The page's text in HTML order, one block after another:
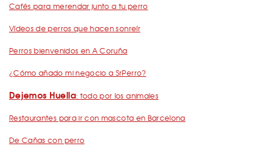
Cafés para merendar junto a tu perro
Vídeos de perros que hacen sonreír
Perros bienvenidos en A Coruña
¿Cómo añado mi negocio a SrPerro?
Dejemos Huella: todo por los animales
Restaurantes para ir con mascota en Barcelona
De Cañas con perro